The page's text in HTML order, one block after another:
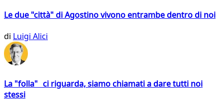
Le due "città" di Agostino vivono entrambe dentro di noi
di Luigi Alici
La "folla" ci riguarda, siamo chiamati a dare tutti noi
stessi